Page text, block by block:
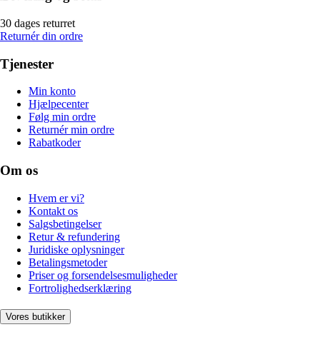
30 dages returret
Returnér din ordre
Tjenester
Min konto
Hjælpecenter
Følg min ordre
Returnér min ordre
Rabatkoder
Om os
Hvem er vi?
Kontakt os
Salgsbetingelser
Retur & refundering
Juridiske oplysninger
Betalingsmetoder
Priser og forsendelsesmuligheder
Fortrolighedserklæring
Vores butikker